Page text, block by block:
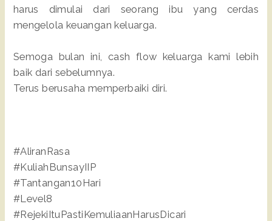
harus dimulai dari seorang ibu yang cerdas
mengelola keuangan keluarga.
Semoga bulan ini, cash flow keluarga kami lebih
baik dari sebelumnya.
Terus berusaha memperbaiki diri.
#AliranRasa
#KuliahBunsayIIP
#Tantangan10Hari
#Level8
#RejekiItuPastiKemuliaanHarusDicari